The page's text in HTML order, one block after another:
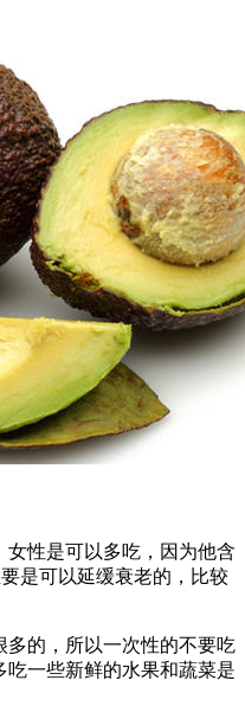
性是可以多吃，因为他含
是可以延缓衰老的，比较
的，所以一次性的不要吃
一些新鲜的水果和蔬菜是